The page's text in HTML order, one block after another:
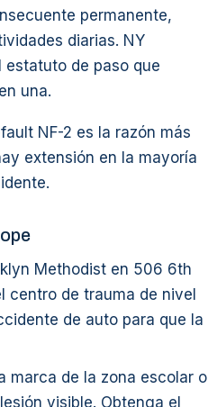
permanente,
diarias. NY
estatuto de paso que
una.
NF-2 es la razón más
extensión en la mayoría
Methodist en 506 6th
centro de trauma de nivel
de auto para que la
marca de la zona escolar o
visible. Obtenga el